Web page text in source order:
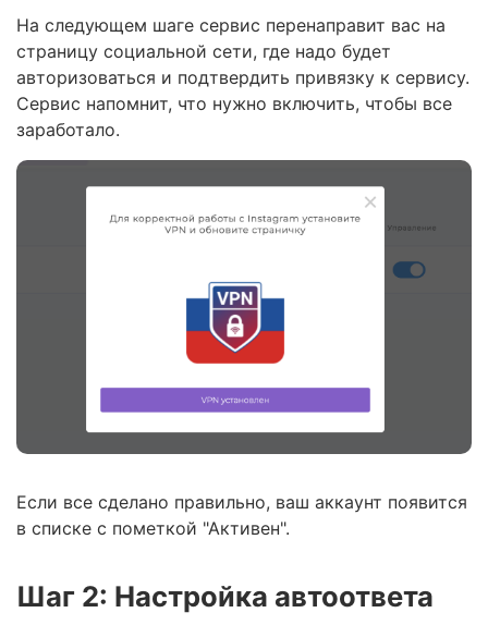
На следующем шаге сервис перенаправит вас на
страницу социальной сети, где надо будет
авторизоваться и подтвердить привязку к сервису.
Сервис напомнит, что нужно включить, чтобы все
заработало.
Если все сделано правильно, ваш аккаунт появится
в списке с пометкой "Активен".
Шаг 2: Настройка автоответа